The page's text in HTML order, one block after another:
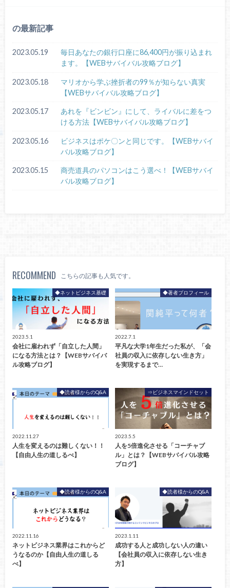
の最新記事
2023.05.19
毎日あなたの銀行口座に86,400円が振り込まれ
ます。【WEBサバイバル攻略ブログ】
2023.05.18
マリオから学ぶ挫折者の99％が知らない真実
【WEBサバイバル攻略ブログ】
2023.05.17
あれを『ビンビン』にして、ライバルに差をつ
ける方法【WEBサバイバル攻略ブログ】
2023.05.16
ビジネスはポケ〇ンと同じです。【WEBサバイ
バル攻略ブログ】
2023.05.15
商売道具のパソコンはこう選べ！【WEBサバイ
バル攻略ブログ】
RECOMMEND こちらの記事も人気です。
◆ネットビジネス基礎
2023.5.1
会社に雇われず「自立した人間」
になる方法とは？【WEBサバイバ
ル攻略ブログ】
◆著者プロフィール
2022.7.1
平凡な大学1年生だった私が、「会
社員の収入に依存しない生き方」
を実現するまで…
◆読者様からのQ&A
2022.11.27
人生を変えるのは難しくない！！
【自由人生の道しるべ】
⇒ビジネスマインドセット
2023.5.5
人を5倍進化させる「コーチャブ
ル」とは？【WEBサバイバル攻略
ブログ】
◆読者様からのQ&A
2022.11.16
ネットビジネス業界はこれからど
うなるのか【自由人生の道しる
べ】
◆読者様からのQ&A
2023.1.11
成功する人と成功しない人の違い
【会社員の収入に依存しない生き
方】